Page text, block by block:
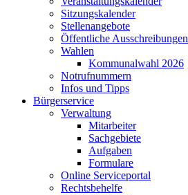
Sitzungskalender
Stellenangebote
Öffentliche Ausschreibungen
Wahlen
Kommunalwahl 2026
Notrufnummern
Infos und Tipps
Bürgerservice
Verwaltung
Mitarbeiter
Sachgebiete
Aufgaben
Formulare
Online Serviceportal
Rechtsbehelfe